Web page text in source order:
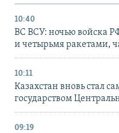
10:40
ВС ВСУ: ночью войска
и четырьмя ракетами,
10:11
Казахстан вновь стал
государством
09:19